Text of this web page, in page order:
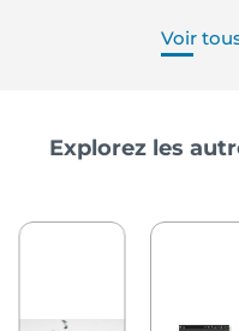
Voir
Explorez les